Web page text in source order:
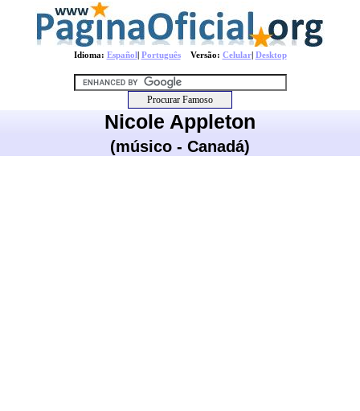
Idioma: Español| PortuguêsVersão: Celular| Desktop
Nicole Appleton
(músico - Canadá)